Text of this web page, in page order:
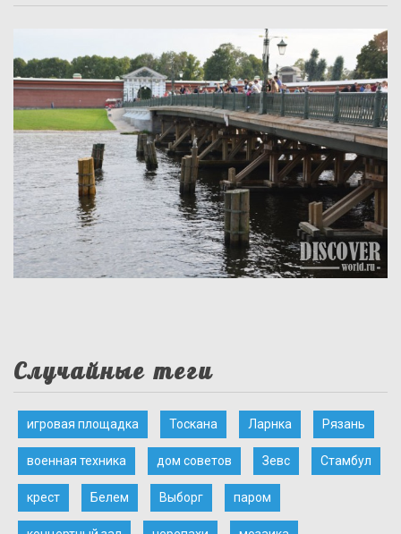
Случайные теги
игровая площадка Тоскана Ларнка Рязань
военная техника дом советов Зевс Стамбул
крест Белем Выборг паром